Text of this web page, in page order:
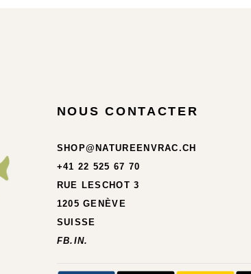
NOUS CONTACTER
SHOP@NATUREENVRAC.CH
+41 22 525 67 70
RUE LESCHOT 3
1205 GENÈVE
SUISSE
FB. IN.